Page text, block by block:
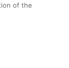
of the